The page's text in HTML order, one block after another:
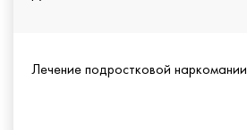
Лечение подростковой наркомании